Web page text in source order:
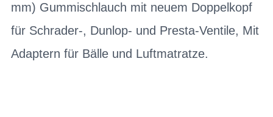
mm) Gummischlauch mit neuem Doppelkopf
für Schrader-, Dunlop- und Presta-Ventile, Mit
Adaptern für Bälle und Luftmatratze.